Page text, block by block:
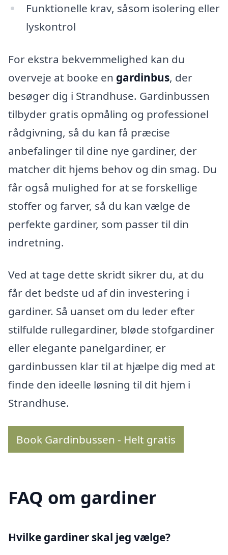
Funktionelle krav, såsom isolering eller
lyskontrol
For ekstra bekvemmelighed kan du
overveje at booke en gardinbus, der
besøger dig i Strandhuse. Gardinbussen
tilbyder gratis opmåling og professionel
rådgivning, så du kan få præcise
anbefalinger til dine nye gardiner, der
matcher dit hjems behov og din smag. Du
får også mulighed for at se forskellige
stoffer og farver, så du kan vælge de
perfekte gardiner, som passer til din
indretning.
Ved at tage dette skridt sikrer du, at du
får det bedste ud af din investering i
gardiner. Så uanset om du leder efter
stilfulde rullegardiner, bløde stofgardiner
eller elegante panelgardiner, er
gardinbussen klar til at hjælpe dig med at
finde den ideelle løsning til dit hjem i
Strandhuse.
Book Gardinbussen - Helt gratis
FAQ om gardiner
Hvilke gardiner skal jeg vælge?